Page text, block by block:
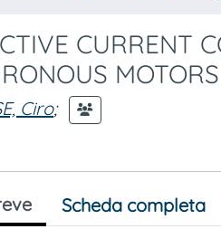
CURRENT
MOTORS
Ciro;
Scheda completa